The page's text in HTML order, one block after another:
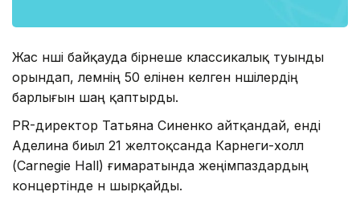
Жас әнші байқауда бірнеше классикалық туынды
орындап, әлемнің 50 елінен келген әншілердің
барлығын шаң қаптырды.
PR-директор Татьяна Синенко айтқандай, енді
Аделина биыл 21 желтоқсанда Карнеги-холл
(Carnegie Hall) ғимаратында жеңімпаздардың
концертінде ән шырқайды.